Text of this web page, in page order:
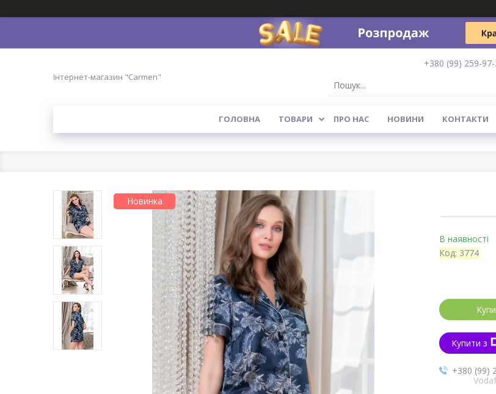
Інтернет-магазин "Carmen"
+380 (99) 259-
ГОЛОВНА ТОВАРИ ПРО НАС НОВИНИ КОНТАКТИ
Новинка
В наявності
Код: 3774
Купити з
+380 (99)